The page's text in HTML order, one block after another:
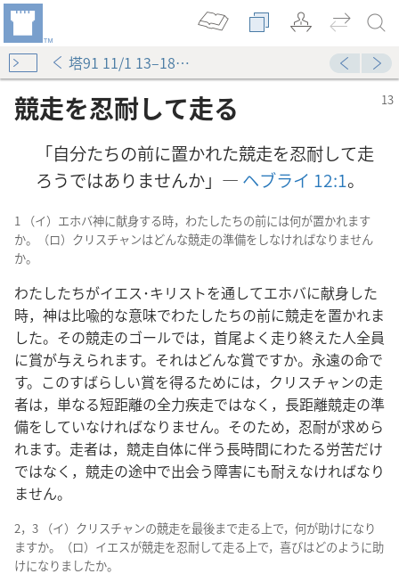
塔91 11/1 13–18ページ
競走を忍耐して走る
「自分たちの前に置かれた競走を忍耐して走
ろうではありませんか」― ヘブライ 12:1。
1 （イ）エホバ神に献身する時，わたしたちの前には何が置かれます
か。（ロ）クリスチャンはどんな競走の準備をしなければなりません
か。
わたしたちがイエス･キリストを通してエホバに献身した
時，神は比喩的な意味でわたしたちの前に競走を置かれま
した。その競走のゴールでは，首尾よく走り終えた人全員
に賞が与えられます。それはどんな賞ですか。永遠の命で
す。このすばらしい賞を得るためには，クリスチャンの走
者は，単なる短距離の全力疾走ではなく，長距離競走の準
備をしていなければなりません。そのため，忍耐が求めら
れます。走者は，競走自体に伴う長時間にわたる労苦だけ
ではなく，競走の途中で出会う障害にも耐えなければなり
ません。
2，3 （イ）クリスチャンの競走を最後まで走る上で，何が助けになり
ますか。（ロ）イエスが競走を忍耐して走る上で，喜びはどのように助
けになりましたか。